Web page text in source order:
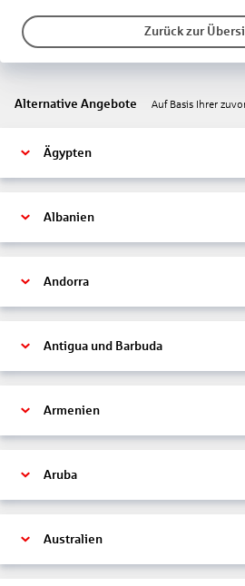
Zurück zur
Alternative Angebote Auf Basis Ihrer
Ägypten
Albanien
Andorra
Antigua und Barbuda
Armenien
Aruba
Australien